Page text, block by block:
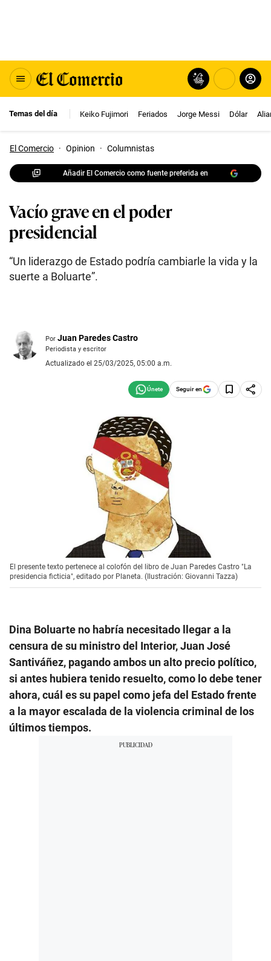
Temas del día Keiko Fujimori Feriados Jorge Messi Dólar
El Comercio · Opinion · Columnistas
Añadir El Comercio como fuente preferida en
Vacío grave en el poder
presidencial
“Un liderazgo de Estado podría cambiarle la vida y la
suerte a Boluarte”.
Por Juan Paredes Castro
Periodista y escritor
Actualizado el 25/03/2025, 05:00 a.m.
Seguir en
El presente texto pertenece al colofón del libro de Juan Paredes Castro "La
presidencia ficticia", editado por Planeta. (Ilustración: Giovanni Tazza)
Dina Boluarte no habría necesitado llegar a la
censura de su ministro del Interior, Juan José
Santiváñez, pagando ambos un alto precio político,
si antes hubiera tenido resuelto, como lo debe tener
ahora, cuál es su papel como jefa del Estado frente
a la mayor escalada de la violencia criminal de los
últimos tiempos.